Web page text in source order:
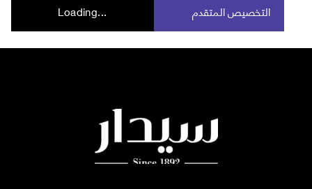
Loading... التخصيص المتقدم